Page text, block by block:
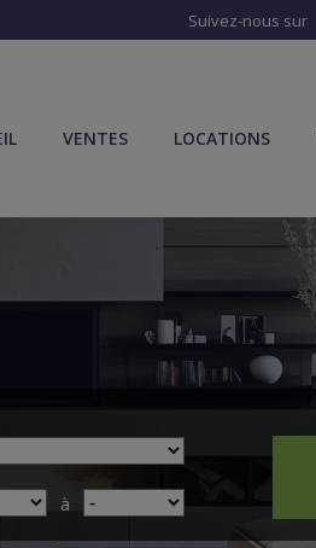
Suivez-nous sur
VENTES LOCATIONS
à